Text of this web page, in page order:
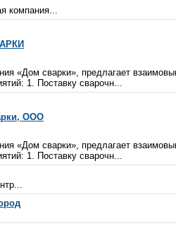
компания...
«Дом сварки», предлагает
1. Поставку сварочн...
ООО
«Дом сварки», предлагает
1. Поставку сварочн...